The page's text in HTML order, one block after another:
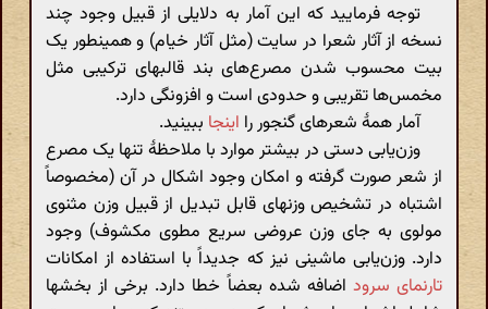
توجه فرمایید که این آمار به دلایلی از قبیل وجود چند
نسخه از آثار شعرا در سایت (مثل آثار خیام) و همینطور یک
بیت محسوب شدن مصرع‌های بند قالبهای ترکیبی مثل
مخمس‌ها تقریبی و حدودی است و افزونگی دارد.
آمار همهٔ شعرهای گنجور را اینجا ببینید.
وزن‌یابی دستی در بیشتر موارد با ملاحظهٔ تنها یک مصرع
از شعر صورت گرفته و امکان وجود اشکال در آن (مخصوصاً
اشتباه در تشخیص وزنهای قابل تبدیل از قبیل وزن مثنوی
مولوی به جای وزن عروضی سریع مطوی مکشوف) وجود
دارد. وزن‌یابی ماشینی نیز که جدیداً با استفاده از امکانات
تارنمای سرود اضافه شده بعضاً خطا دارد. برخی از بخشها